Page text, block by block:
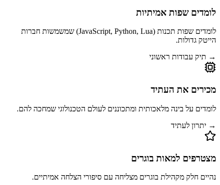
לומדים שפות אמיתיות
לומדים שפות תכנות (JavaScript, Python, Lua) שמשמשות חברות
הייטק גדולות.
→ תיק עבודות ראשוני
מכירים את העתיד
לומדים על בינה מלאכותית ומתכוננים לעולם הטכנולוגי שמחכה להם.
→ יתרון לעתיד
מצטרפים למאות בוגרים
נהיים חלק מקהילת בוגרים מצליחה עם סיפורי הצלחה אמיתיים.